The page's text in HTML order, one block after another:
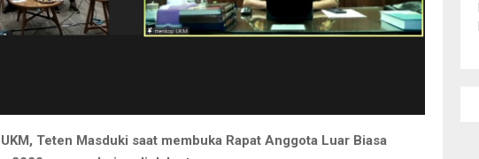
Teten Masduki saat membuka Rapat Anggota Luar Biasa